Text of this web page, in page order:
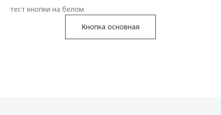
тест кнопки на белом
Кнопка основная